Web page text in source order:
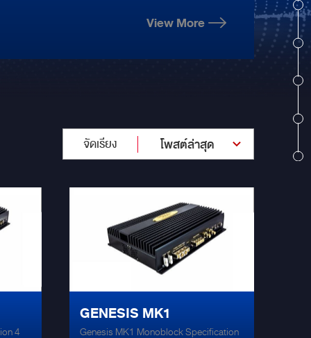
View More
จัดเรียง โพสต์ล่าสุด
4
GENESIS MK1
Genesis MK1 Monoblock Specification